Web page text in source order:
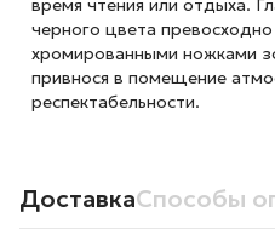
время чтения или отдыха.
черного цвета превосходно
хромированными ножками
привнося в помещение
респектабельности.
ДоставкаСпособы